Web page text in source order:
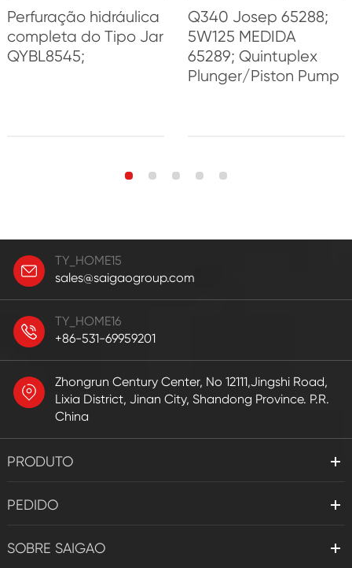
Perfuração hidráulica
completa do Tipo Jar
QYBL8545;
Q340 Josep 65288;
5W125 MEDIDA
65289; Quintuplex
Plunger/Piston Pump
TY_HOME15
sales@saigaogroup.com
TY_HOME16
+86-531-69959201
Zhongrun Century Center, No 12111,Jingshi Road,
Lixia District, Jinan City, Shandong Province. P.R.
China
PRODUTO
PEDIDO
SOBRE SAIGAO